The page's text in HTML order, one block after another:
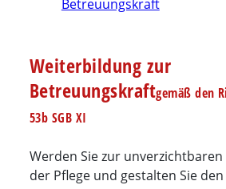
Weiterbildung zur
Betreuungskraftgemäß den
53b SGB XI
Werden Sie zur
der Pflege und gestalten Sie